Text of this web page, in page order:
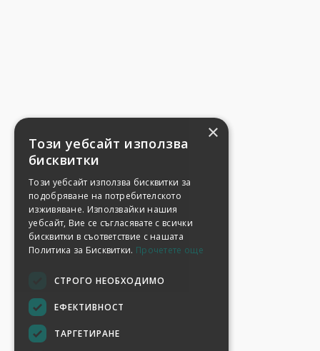
×
Този уебсайт използва
бисквитки
Този уебсайт използва бисквитки за
подобряване на потребителското
изживяване. Използвайки нашия
уебсайт, Вие се съгласявате с всички
бисквитки в съответствие с нашата
Политика за Бисквитки. Прочетете още
СТРОГО НЕОБХОДИМО
ЕФЕКТИВНОСТ
ТАРГЕТИРАНЕ